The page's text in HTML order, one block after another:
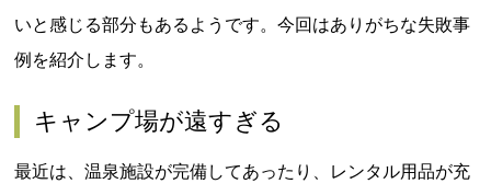
いと感じる部分もあるようです。今回はありがちな失敗事
例を紹介します。
キャンプ場が遠すぎる
最近は、温泉施設が完備してあったり、レンタル用品が充